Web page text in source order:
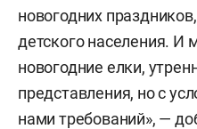
новогодних
детского населения.
новогодние елки,
представления, но с
нами требований», —